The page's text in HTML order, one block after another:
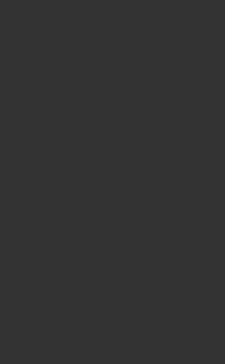
USE SHIMMER STICK